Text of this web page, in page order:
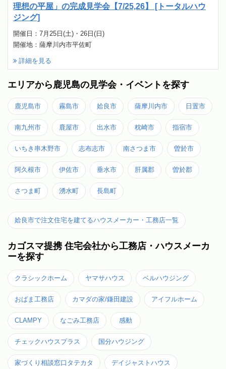
理想の平屋」の完成見学会【7/25,26】 [トータルハウ
ジング]
開催日：7月25日(土)・26日(日)
開催地：薩摩川内市平佐町
詳細を見る
エリアから鹿児島の見学会・イベントを探す
鹿児島市 霧島市 姶良市 薩摩川内市 日置市
南九州市 鹿屋市 出水市 枕崎市 指宿市
いちき串木野市 志布志市 南さつま市 曽於市
阿久根市 伊佐市 垂水市 肝属郡 曽於郡
さつま町 湧水町 長島町
姶良市で注文住宅を建てるハウスメーカー・工務店一覧
カゴスマ提携 住宅会社から工務店・ハウスメーカ
ーを探す
クラシックホーム ヤマサハウス ベルハウジング
おばま工務店 カマダの家/鎌田建設 アイフルホーム
CLAMPY なごみ工務店 感動
チェックハウスプラス 国分ハウジング
家づくり相談窓口タテカタ デイジャストハウス